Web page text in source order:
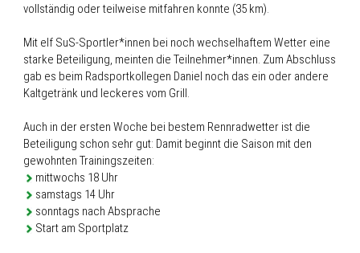
vollständig oder teilweise mitfahren konnte (35 km).
Mit elf SuS-Sportler*innen bei noch wechselhaftem Wetter eine
starke Beteiligung, meinten die Teilnehmer*innen. Zum Abschluss
gab es beim Radsportkollegen Daniel noch das ein oder andere
Kaltgetränk und leckeres vom Grill.
Auch in der ersten Woche bei bestem Rennradwetter ist die
Beteiligung schon sehr gut: Damit beginnt die Saison mit den
gewohnten Trainingszeiten:
mittwochs 18 Uhr
samstags 14 Uhr
sonntags nach Absprache
Start am Sportplatz